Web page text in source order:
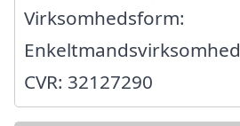
Virksomhedsform:
Enkeltmandsvirksomhed
CVR: 32127290